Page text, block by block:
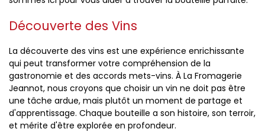
Découverte des Vins
La découverte des vins est une expérience enrichissante
qui peut transformer votre compréhension de la
gastronomie et des accords mets-vins. À La Fromagerie
Jeannot, nous croyons que choisir un vin ne doit pas être
une tâche ardue, mais plutôt un moment de partage et
d'apprentissage. Chaque bouteille a son histoire, son terroir,
et mérite d'être explorée en profondeur.